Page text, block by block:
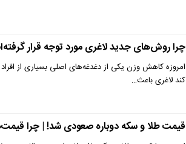
چرا روش‌های جدید لاغری مورد توجه قرار
امروزه کاهش وزن یکی از دغدغه‌های اصلی بسیاری از
کند لاغری باعث…
قیمت طلا و سکه دوباره صعودی شد! | چرا